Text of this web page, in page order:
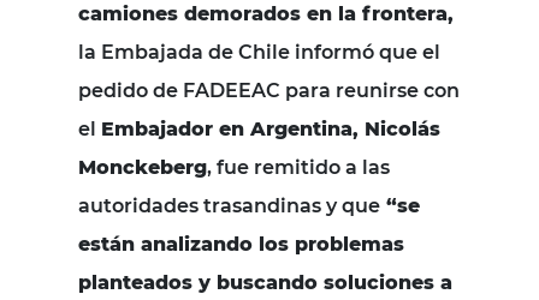
camiones demorados en la frontera,
la Embajada de Chile informó que el
pedido de FADEEAC para reunirse con
el Embajador en Argentina, Nicolás
Monckeberg, fue remitido a las
autoridades trasandinas y que “se
están analizando los problemas
planteados y buscando soluciones a